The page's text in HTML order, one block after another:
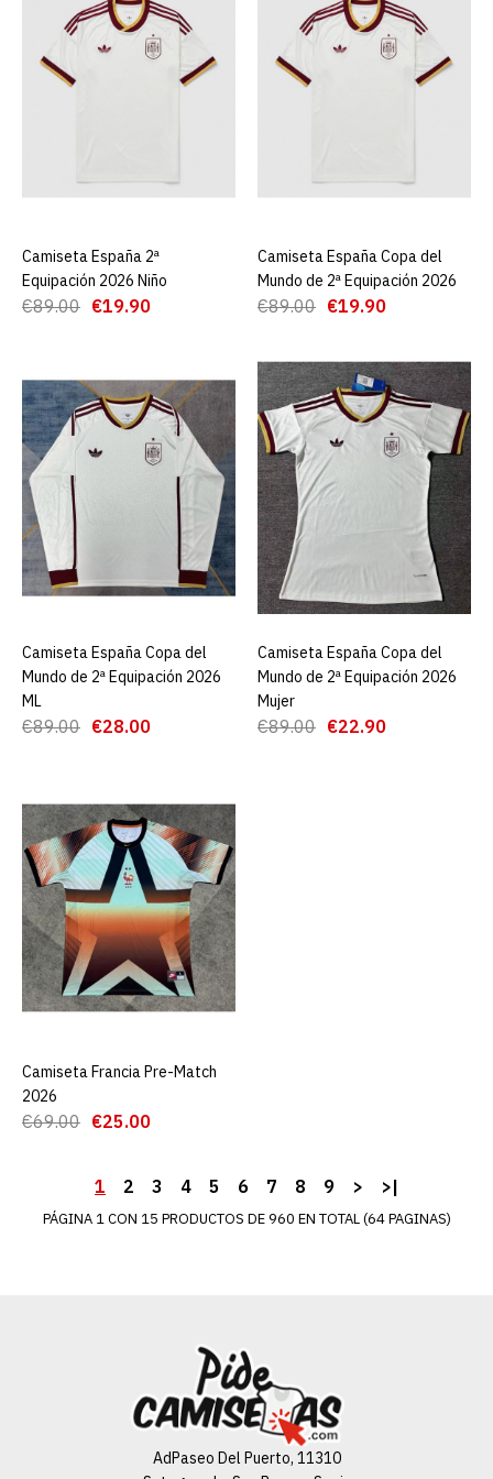
AGREGAR AL CARRO
ADD TO COMPARE
Equipación 2026 Campeón
€79.00 €22.90
ADD TO COMPARE
ADD TO WISHLIST
Camiseta Brasil Primera
Equipación 2026 Niño
€89.99 €19.90
ADD TO COMPARE
ADD TO WISHLIST
€89.00 €19.90
Camiseta España Copa del
Mundo de 2ª Equipación
2026
AGREGAR AL CARRO
Camiseta España 2ª
Equipación 2026 Niño
€89.00 €19.90
AGREGAR AL CARRO
Camiseta España Copa del
Mundo de 2ª Equipación 2026
€89.00 €19.90
AGREGAR AL CARRO
Camiseta España Copa del
Mundo de 2ª Equipación 2026
ML
€89.00 €28.00
AGREGAR AL CARRO
Camiseta España Copa del
Mundo de 2ª Equipación 2026
Mujer
€89.00 €22.90
AGREGAR AL CARRO
Camiseta Francia Pre-Match
2026
€69.00 €25.00
1 2 3 4 5 6 7 8 9 > >|
PÁGINA 1 CON 15 PRODUCTOS DE 960 EN TOTAL (64 PAGINAS)
AdPaseo Del Puerto, 11310